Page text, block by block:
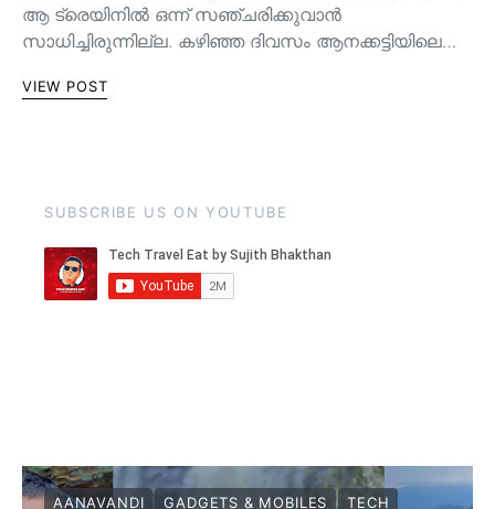
ആ ട്രെയിനിൽ ഒന്ന് സഞ്ചരിക്കുവാൻ
സാധിച്ചിരുന്നില്ല. കഴിഞ്ഞ ദിവസം ആനക്കട്ടിയിലെ…
VIEW POST
SUBSCRIBE US ON YOUTUBE
AANAVANDI GADGETS & MOBILES TECH